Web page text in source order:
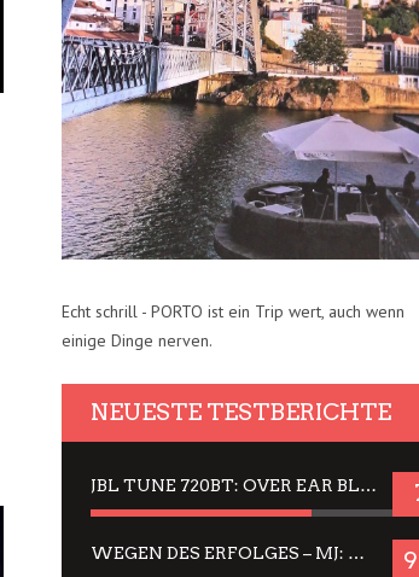
Echt schrill - PORTO ist ein Trip wert, auch wenn
einige Dinge nerven.
NEUESTE TESTBERICHTE
JBL TUNE 720BT: OVER EAR BLUETOOTH KOPFHÖRER UM DIE 50,-€ IM DAUER-TEST
WEGEN DES ERFOLGES – MJ: MICHAEL JACKSON MUSICAL IN EINER MATINEE SEHEN